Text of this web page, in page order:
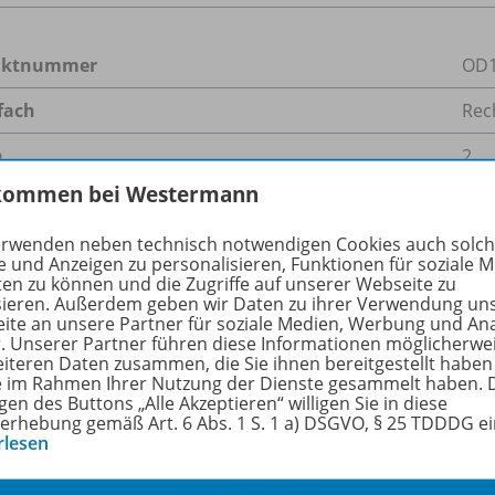
2
zu folgenden Werken
bei Westermann
neben technisch notwendigen Cookies auch
und Anzeigen zu personalisieren, Funktionen für soziale
zu können und die Zugriffe auf unserer Webseite zu
Außerdem geben wir Daten zu ihrer Verwendung
an unsere Partner für soziale Medien, Werbung und
Unserer Partner führen diese Informationen
Daten zusammen, die Sie ihnen bereitgestellt
im Rahmen Ihrer Nutzung der Dienste gesammelt haben.
des Buttons „Alle Akzeptieren“ willigen Sie in diese
gemäß Art. 6 Abs. 1 S. 1 a) DSGVO, § 25 TDDDG